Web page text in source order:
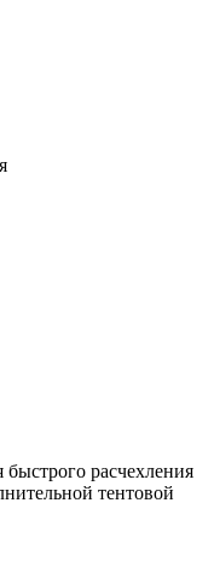
расчехления
тентовой